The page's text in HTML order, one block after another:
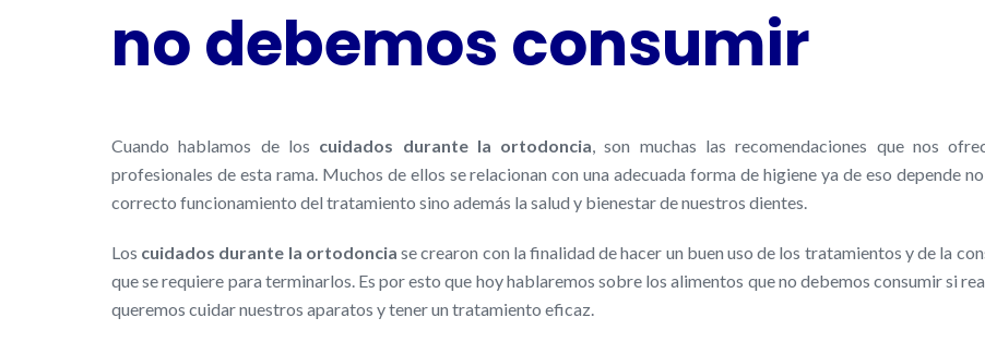
no debemos consumir
Cuando hablamos de los cuidados durante la ortodoncia, son muchas las recomendaciones que nos
profesionales de esta rama. Muchos de ellos se relacionan con una adecuada forma de higiene ya de eso depende
correcto funcionamiento del tratamiento sino además la salud y bienestar de nuestros dientes.
Los cuidados durante la ortodoncia se crearon con la finalidad de hacer un buen uso de los tratamientos y de la
que se requiere para terminarlos. Es por esto que hoy hablaremos sobre los alimentos que no debemos consumir si
queremos cuidar nuestros aparatos y tener un tratamiento eficaz.